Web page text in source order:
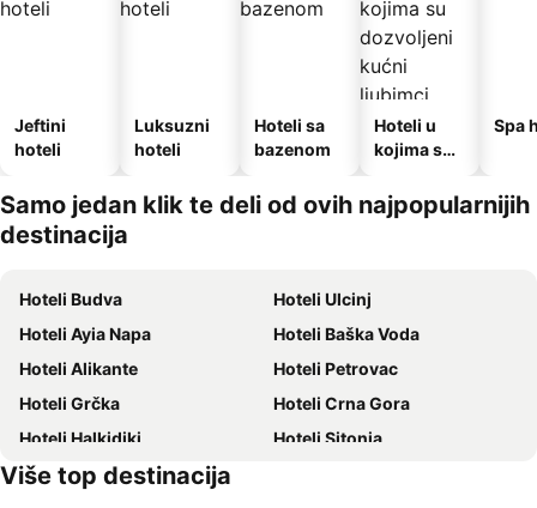
Jeftini
hoteli
Luksuzni
hoteli
Hoteli sa
bazenom
Hoteli u
kojima su
kućni
ljubimci
Spa
Samo jedan klik te deli od ovih najpopularnijih
destinacija
Hoteli Budva
Hoteli Ulcinj
Hoteli Ayia Napa
Hoteli Baška Voda
Hoteli Alikante
Hoteli Petrovac
Hoteli Grčka
Hoteli Crna Gora
Hoteli Halkidiki
Hoteli Sitonia
Hoteli Krit
Više top destinacija